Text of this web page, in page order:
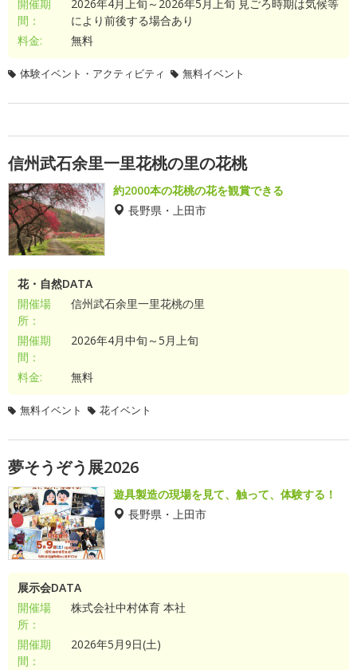
開催期
間：
2026年4月上旬～2026年5月上旬 見ごろ時期は気候等
により前後する場合あり
料金:
無料
体験イベント・アクティビティ 無料イベント
信州武石余里一里花桃の里の花桃
約2000本の花桃の花を観賞できる
長野県・上田市
花・自然DATA
開催場
所：
信州武石余里一里花桃の里
開催期
間：
2026年4月中旬～5月上旬
料金: 無料
無料イベント 花イベント
夢そうぞう展2026
遊具製造の現場を見て、触って、体験する！
長野県・上田市
展示会DATA
開催場
所：
株式会社中村体育 本社
開催期
間：
2026年5月9日(土)